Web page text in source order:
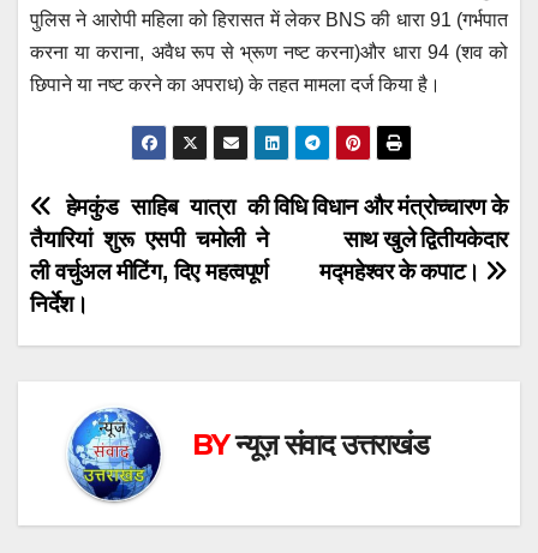
पुलिस ने आरोपी महिला को हिरासत में लेकर BNS की धारा 91 (गर्भपात
करना या कराना, अवैध रूप से भ्रूण नष्ट करना)और धारा 94 (शव को
छिपाने या नष्ट करने का अपराध) के तहत मामला दर्ज किया है।
Post
navigation
विधि विधान और मंत्रोच्चारण के
साथ खुले द्वितीयकेदार
मद्महेश्वर के कपाट।
हेमकुंड साहिब यात्रा की
तैयारियां शुरू एसपी चमोली ने
ली वर्चुअल मीटिंग, दिए महत्वपूर्ण
निर्देश।
BYन्यूज़ संवाद उत्तराखंड